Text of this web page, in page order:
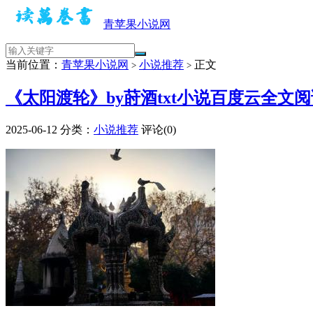
青苹果小说网
当前位置： 青苹果小说网 > 小说推荐 > 正文
《太阳渡轮》by莳酒txt小说百度云全文
2025-06-12 分类： 小说推荐 评论(0)